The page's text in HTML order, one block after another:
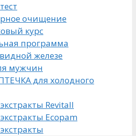
очищение
курс
программа
железе
мужчин
для холодного
Revitall
Ecopam